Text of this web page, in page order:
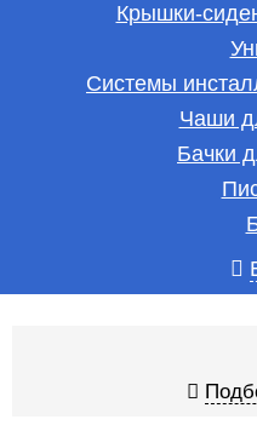
Крышки-
Системы
Чаши
Бачки